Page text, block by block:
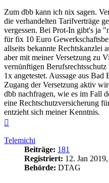
Zum dbb kann ich nix sagen.
die verhandelten Tarifverträge
vergessen. Bei Prot-In gibt's ja
für fix 10 Euro
allseits bekannte Rechtskanzlei
aber mit meiner Versetzung zu
vernünftigen
1x angetestet. Aussage aus
Zugang der Versetzung aktiv
dbb nachfragen, wie es im Fall
eine Rechtschutzversicherung
entzieht sich meiner Kenntnis.
Telemichi
Beiträge: 181
Registriert: 12. Jan
Behörde: DTAG